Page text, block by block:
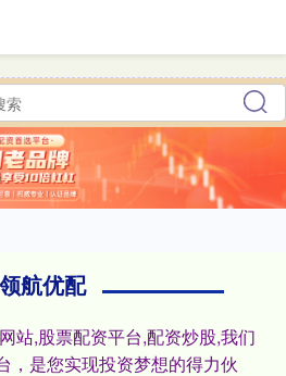
领航优配
站,股票配资平台,配资炒股,我们
，是您实现投资梦想的得力伙